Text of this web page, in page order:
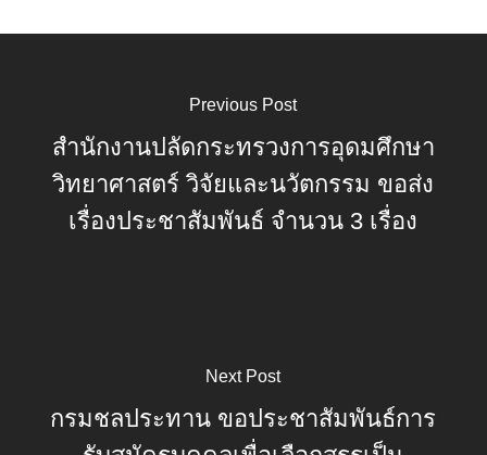
Previous Post
สำนักงานปลัดกระทรวงการอุดมศึกษา
วิทยาศาสตร์ วิจัยและนวัตกรรม ขอส่ง
เรื่องประชาสัมพันธ์ จำนวน 3 เรื่อง
Next Post
กรมชลประทาน ขอประชาสัมพันธ์การ